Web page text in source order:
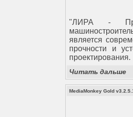
"ЛИРА -
является
прочности и
проектирования.
Читать дальше
MediaMonkey Gold